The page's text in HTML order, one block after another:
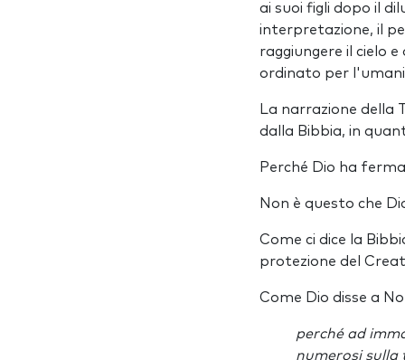
ai suoi figli dopo il
interpretazione, il
raggiungere il cielo
ordinato per
La narrazione della
dalla Bibbia, in
Perché Dio ha
Non è questo che
Come ci dice la
protezione del
Come Dio disse a
perché ad
numerosi sulla